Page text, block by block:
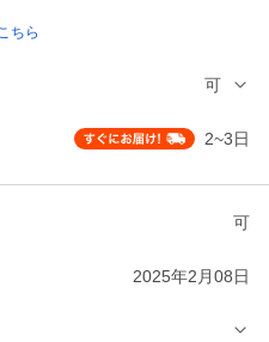
ちら
可
2~3日
可
2025年2月08日